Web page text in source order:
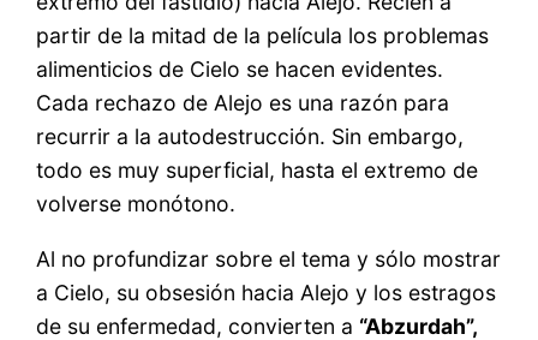
partir de la mitad de la película los problemas
alimenticios de Cielo se hacen evidentes.
Cada rechazo de Alejo es una razón para
recurrir a la autodestrucción. Sin embargo,
todo es muy superficial, hasta el extremo de
volverse monótono.
Al no profundizar sobre el tema y sólo mostrar
a Cielo, su obsesión hacia Alejo y los estragos
de su enfermedad, convierten a “Abzurdah”,